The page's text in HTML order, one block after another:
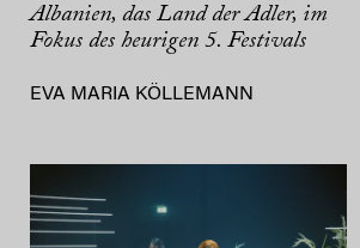
Albanien, das Land der Adler, im
Fokus des heurigen 5. Festivals
EVA MARIA KÖLLEMANN